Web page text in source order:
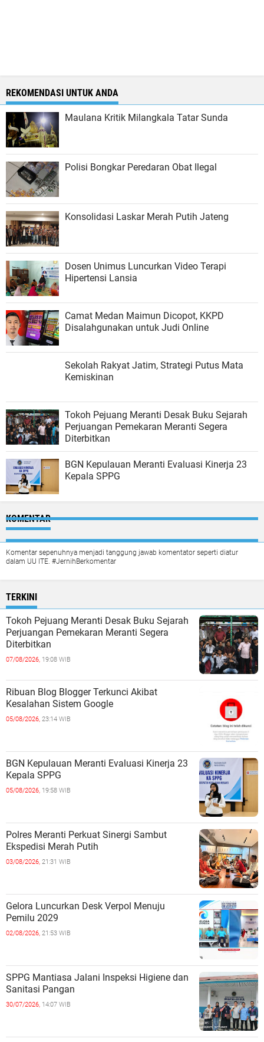
REKOMENDASI UNTUK ANDA
Maulana Kritik Milangkala Tatar Sunda
Polisi Bongkar Peredaran Obat Ilegal
Konsolidasi Laskar Merah Putih Jateng
Dosen Unimus Luncurkan Video Terapi
Hipertensi Lansia
Camat Medan Maimun Dicopot, KKPD
Disalahgunakan untuk Judi Online
Sekolah Rakyat Jatim, Strategi Putus Mata
Kemiskinan
Tokoh Pejuang Meranti Desak Buku Sejarah
Perjuangan Pemekaran Meranti Segera
Diterbitkan
BGN Kepulauan Meranti Evaluasi Kinerja 23
Kepala SPPG
KOMENTAR
Komentar sepenuhnya menjadi tanggung jawab komentator seperti diatur
dalam UU ITE. #JernihBerkomentar
TERKINI
Tokoh Pejuang Meranti Desak Buku Sejarah
Perjuangan Pemekaran Meranti Segera
Diterbitkan
07/08/2026, 19:08 WIB
Ribuan Blog Blogger Terkunci Akibat
Kesalahan Sistem Google
05/08/2026, 23:14 WIB
BGN Kepulauan Meranti Evaluasi Kinerja 23
Kepala SPPG
05/08/2026, 19:58 WIB
Polres Meranti Perkuat Sinergi Sambut
Ekspedisi Merah Putih
03/08/2026, 21:31 WIB
Gelora Luncurkan Desk Verpol Menuju
Pemilu 2029
02/08/2026, 21:53 WIB
SPPG Mantiasa Jalani Inspeksi Higiene dan
Sanitasi Pangan
30/07/2026, 14:07 WIB